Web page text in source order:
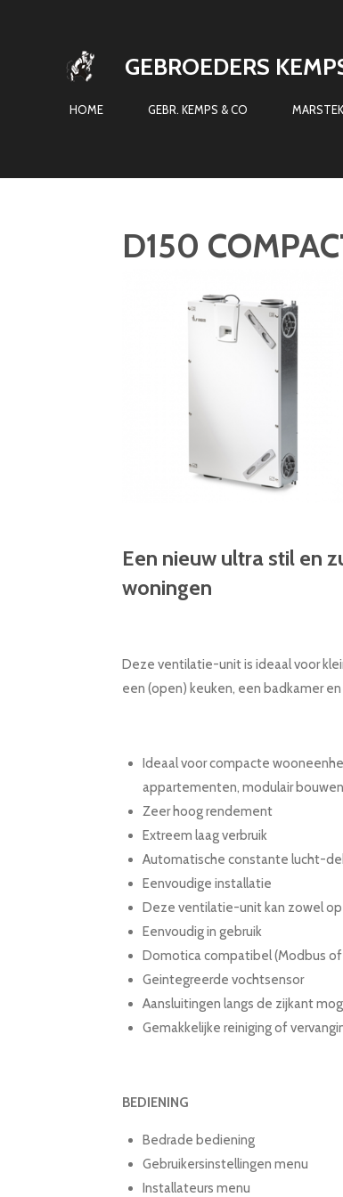
hoofdinhoud
GEBROEDERS
HOME GEBR. KEMPS & CO
D150
Een nieuw ultra stil en
woningen
Deze ventilatie-unit is ideaal voor
een (open) keuken, een badkamer
Ideaal voor compacte
appartementen, modulair
Zeer hoog rendement
Extreem laag verbruik
Automatische constante lucht-
Eenvoudige installatie
Deze ventilatie-unit kan zowel
Eenvoudig in gebruik
Domotica compatibel (Modbus of
Geintegreerde vochtsensor
Aansluitingen langs de zijkant
Gemakkelijke reiniging of
BEDIENING
Bedrade bediening
Gebruikersinstellingen menu
Installateurs menu